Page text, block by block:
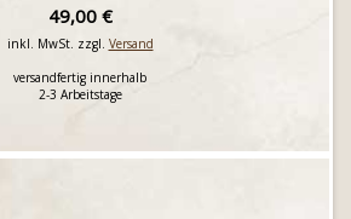
49,00 €
inkl. MwSt. zzgl. Versand
versandfertig innerhalb
2-3 Arbeitstage